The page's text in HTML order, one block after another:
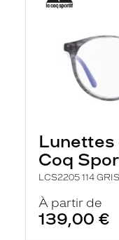
Lunettes
Coq
LCS2205 114
À partir de
139,00 €